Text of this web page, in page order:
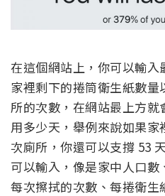
在這個網站上，你可以輸
家裡剩下的捲筒衛生紙數
所的次數，在網站最上方
用多少天，舉例來說如果家
次廁所，你還可以支撐 53
可以輸入，像是家中人口數
每次擦拭的次數、每捲衛